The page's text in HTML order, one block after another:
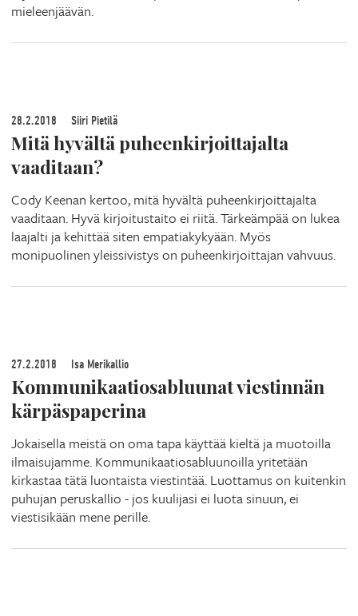
mieleenjäävän.
28.2.2018 Siiri Pietilä
Mitä hyvältä puheenkirjoittajalta
vaaditaan?
Cody Keenan kertoo, mitä hyvältä puheenkirjoittajalta
vaaditaan. Hyvä kirjoitustaito ei riitä. Tärkeämpää on lukea
laajalti ja kehittää siten empatiakykyään. Myös
monipuolinen yleissivistys on puheenkirjoittajan vahvuus.
27.2.2018 Isa Merikallio
Kommunikaatiosabluunat viestinnän
kärpäspaperina
Jokaisella meistä on oma tapa käyttää kieltä ja muotoilla
ilmaisujamme. Kommunikaatiosabluunoilla yritetään
kirkastaa tätä luontaista viestintää. Luottamus on kuitenkin
puhujan peruskallio - jos kuulijasi ei luota sinuun, ei
viestisikään mene perille.